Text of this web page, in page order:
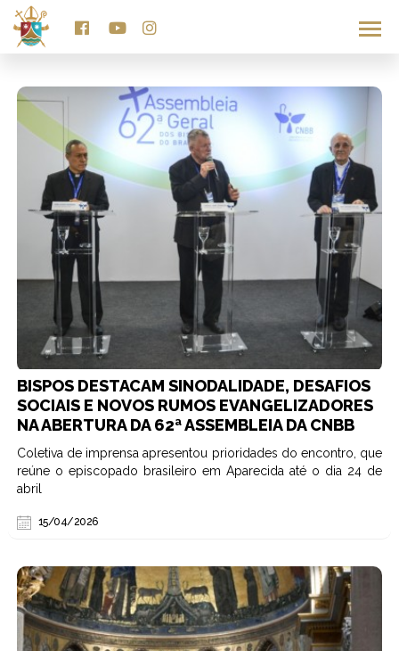
TAG SOCIAL
BISPOS DESTACAM SINODALIDADE, DESAFIOS
SOCIAIS E NOVOS RUMOS EVANGELIZADORES
NA ABERTURA DA 62ª ASSEMBLEIA DA CNBB
Coletiva de imprensa apresentou prioridades do encontro, que
reúne o episcopado brasileiro em Aparecida até o dia 24 de
abril
15/04/2026